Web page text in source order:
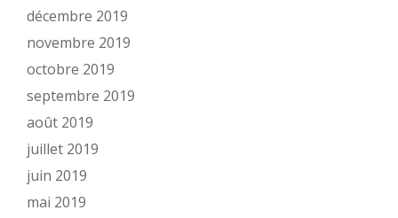
décembre 2019
novembre 2019
octobre 2019
septembre 2019
août 2019
juillet 2019
juin 2019
mai 2019